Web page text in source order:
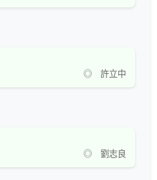
◎ 許立中
◎ 劉志良